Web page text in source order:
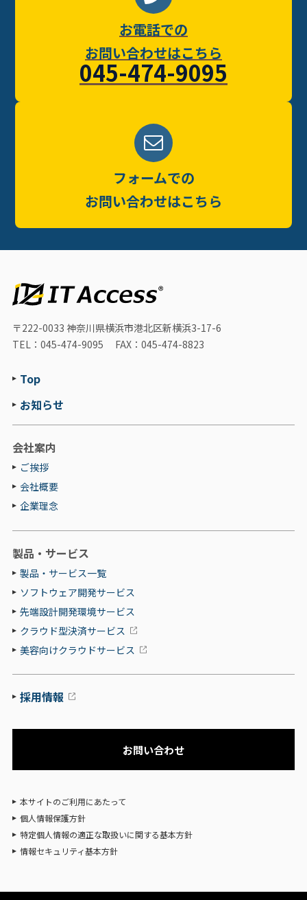
お電話での
お問い合わせはこちら
045-474-9095
フォームでの
お問い合わせはこちら
〒222-0033 神奈川県横浜市港北区新横浜3-17-6
TEL：045-474-9095
FAX：045-474-8823
Top
お知らせ
会社案内
ご挨拶
会社概要
企業理念
製品・サービス
製品・サービス一覧
ソフトウェア開発サービス
先端設計開発環境サービス
クラウド型決済サービス
美容向けクラウドサービス
採用情報
お問い合わせ
本サイトのご利用にあたって
個人情報保護方針
特定個人情報の適正な取扱いに関する基本方針
情報セキュリティ基本方針